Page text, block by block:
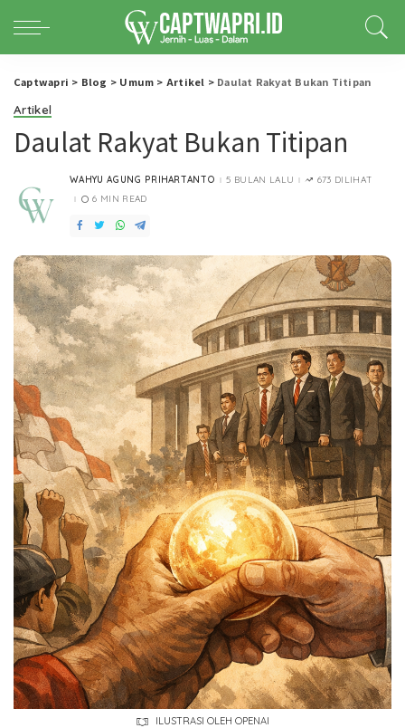
Captwapri > Blog > Umum > Artikel > Daulat Rakyat Bukan Titipan
Artikel
Daulat Rakyat Bukan Titipan
POSTED
WAHYU AGUNG PRIHARTANTO 5 BULAN LALU
673 DILIHAT
6 MIN READ
ILUSTRASI OLEH OPENAI